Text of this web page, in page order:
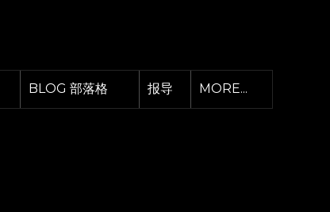
BLOG 部落格 报导 MORE...